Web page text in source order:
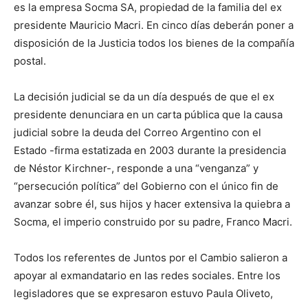
es la empresa Socma SA, propiedad de la familia del ex
presidente Mauricio Macri. En cinco días deberán poner a
disposición de la Justicia todos los bienes de la compañía
postal.
La decisión judicial se da un día después de que el ex
presidente denunciara en un carta pública que la causa
judicial sobre la deuda del Correo Argentino con el
Estado -firma estatizada en 2003 durante la presidencia
de Néstor Kirchner-, responde a una “venganza” y
“persecución política” del Gobierno con el único fin de
avanzar sobre él, sus hijos y hacer extensiva la quiebra a
Socma, el imperio construido por su padre, Franco Macri.
Todos los referentes de Juntos por el Cambio salieron a
apoyar al exmandatario en las redes sociales. Entre los
legisladores que se expresaron estuvo Paula Oliveto,